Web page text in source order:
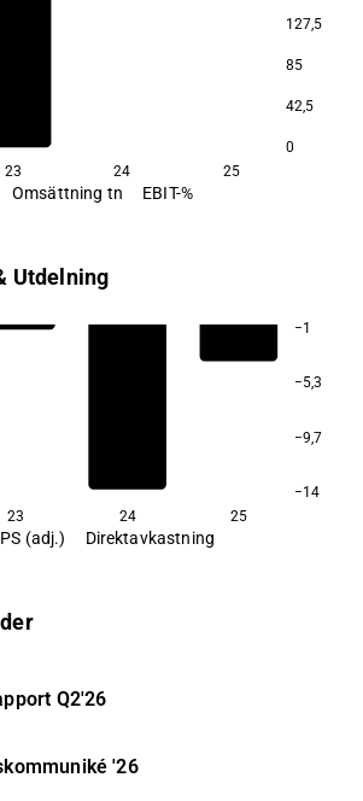
127,5
85
42,5
0
23 24 25
Omsättning tn EBIT-%
Utdelning
−1
−5,3
−9,7
−14
23 24 25
(adj.) Direktavkastning
Q2'26
'26